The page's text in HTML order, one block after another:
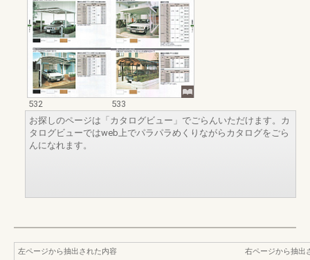
532
533
お探しのページは「カタログビュー」でごらんいただけます。カ
タログビューではweb上でパラパラめくりながらカタログをごら
んになれます。
左ページから抽出された内容
右ページから抽出